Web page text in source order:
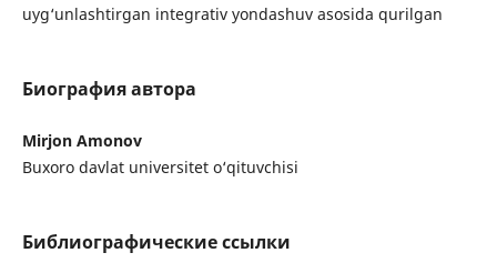
uyg‘unlashtirgan integrativ yondashuv asosida qurilgan
Биография автора
Mirjon Amonov
Buxoro davlat universitet o‘qituvchisi
Библиографические ссылки